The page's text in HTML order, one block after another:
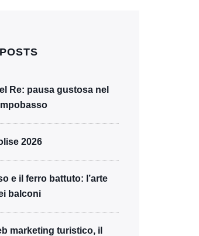
Re: pausa gustosa nel
2026
e il ferro battuto: l’arte
balconi
marketing turistico, il